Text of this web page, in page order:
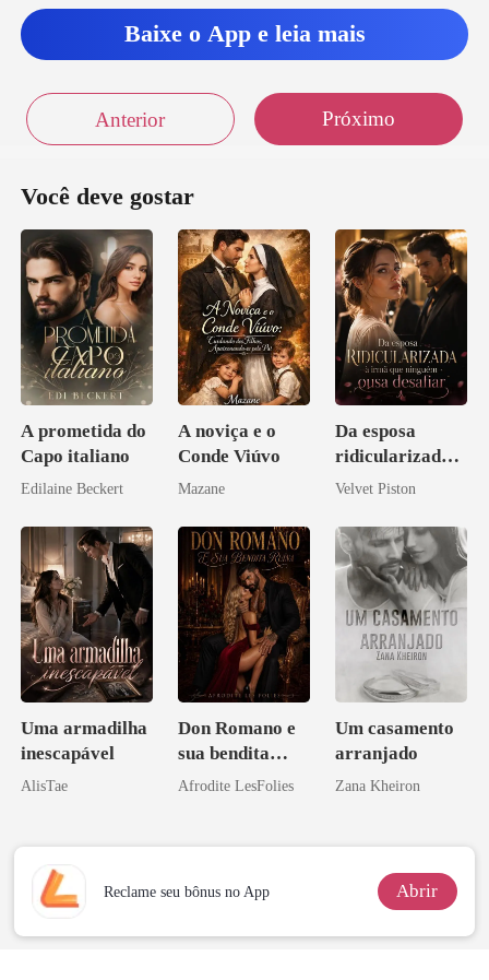
Baixe o App e leia mais
Anterior Próximo
Você deve gostar
A prometida do
Capo italiano
Edilaine Beckert
A noviça e o
Conde Viúvo
Mazane
Da esposa
ridicularizada à
irmã que
desafiar
Velvet Piston
Uma armadilha
inescapável
AlisTae
Don Romano e
sua bendita
ruína
Afrodite LesFolies
Um casamento
arranjado
Zana Kheiron
Reclame seu bônus no App Abrir